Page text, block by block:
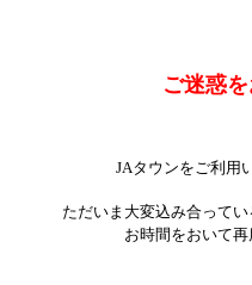
ご迷惑
JAタウンをご利用
ただいま大変込み合って
お時間をおいて